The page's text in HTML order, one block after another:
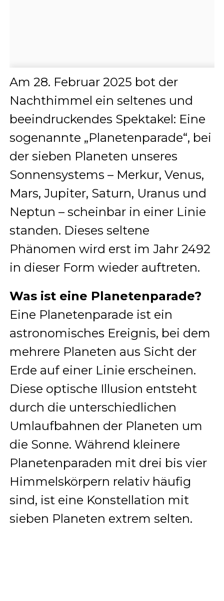
Am 28. Februar 2025 bot der
Nachthimmel ein seltenes und
beeindruckendes Spektakel: Eine
sogenannte „Planetenparade“, bei
der sieben Planeten unseres
Sonnensystems – Merkur, Venus,
Mars, Jupiter, Saturn, Uranus und
Neptun – scheinbar in einer Linie
standen. Dieses seltene
Phänomen wird erst im Jahr 2492
in dieser Form wieder auftreten.
Was ist eine Planetenparade?
Eine Planetenparade ist ein
astronomisches Ereignis, bei dem
mehrere Planeten aus Sicht der
Erde auf einer Linie erscheinen.
Diese optische Illusion entsteht
durch die unterschiedlichen
Umlaufbahnen der Planeten um
die Sonne. Während kleinere
Planetenparaden mit drei bis vier
Himmelskörpern relativ häufig
sind, ist eine Konstellation mit
sieben Planeten extrem selten.